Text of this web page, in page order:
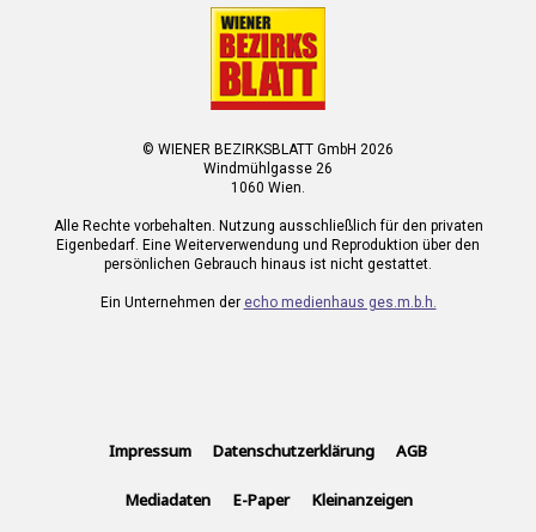
© WIENER BEZIRKSBLATT GmbH 2026
Windmühlgasse 26
1060 Wien.
Alle Rechte vorbehalten. Nutzung ausschließlich für den privaten
Eigenbedarf. Eine Weiterverwendung und Reproduktion über den
persönlichen Gebrauch hinaus ist nicht gestattet.
Ein Unternehmen der echo medienhaus ges.m.b.h.
Impressum Datenschutzerklärung AGB
Mediadaten E-Paper Kleinanzeigen